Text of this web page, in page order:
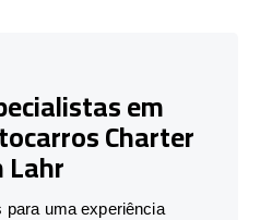
em
Charter
Lahr
para uma experiência